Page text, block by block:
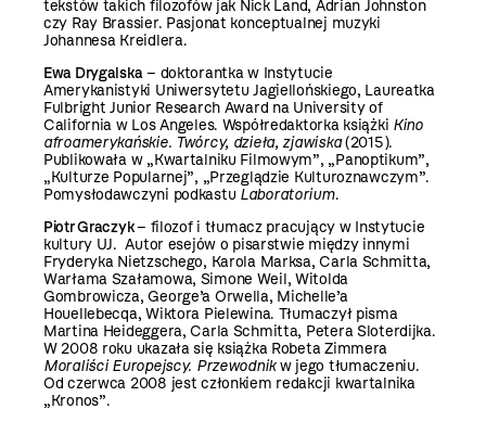
tekstów takich filozofów jak Nick Land, Adrian Johnston
czy Ray Brassier. Pasjonat konceptualnej muzyki
Johannesa Kreidlera.
Ewa Drygalska– doktorantka w Instytucie
Amerykanistyki Uniwersytetu Jagiellońskiego, Laureatka
Fulbright Junior Research Award na University of
California w Los Angeles. Współredaktorka książki Kino
afroamerykańskie. Twórcy, dzieła, zjawiska(2015).
Publikowała w „Kwartalniku Filmowym”, „Panoptikum”,
„Kulturze Popularnej”, „Przeglądzie Kulturoznawczym”.
Pomysłodawczyni podkastu Laboratorium.
Piotr Graczyk– filozof i tłumacz pracujący w Instytucie
kultury UJ. Autor esejów o pisarstwie między innymi
Fryderyka Nietzschego, Karola Marksa, Carla Schmitta,
Warłama Szałamowa, Simone Weil, Witolda
Gombrowicza, George’a Orwella, Michelle’a
Houellebecqa, Wiktora Pielewina. Tłumaczył pisma
Martina Heideggera, Carla Schmitta, Petera Sloterdijka.
W 2008 roku ukazała się książka Robeta Zimmera
Moraliści Europejscy. Przewodnikw jego tłumaczeniu.
Od czerwca 2008 jest członkiem redakcji kwartalnika
„Kronos”.